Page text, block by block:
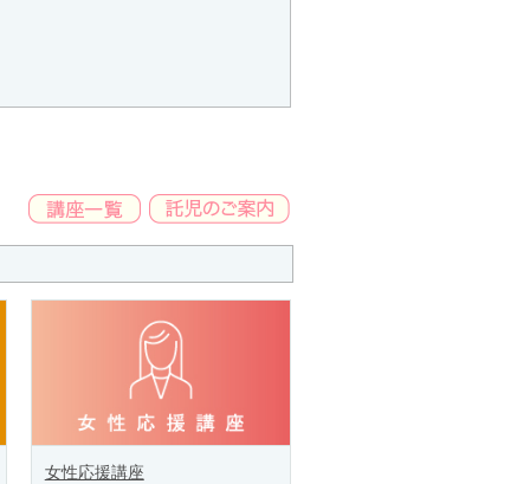
女性応援講座